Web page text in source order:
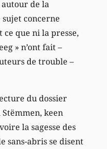
de la
sujet concerne
ce que ni la presse,
» n’ont fait –
de trouble –
du dossier
keen
la sagesse des
sans-abris se disent